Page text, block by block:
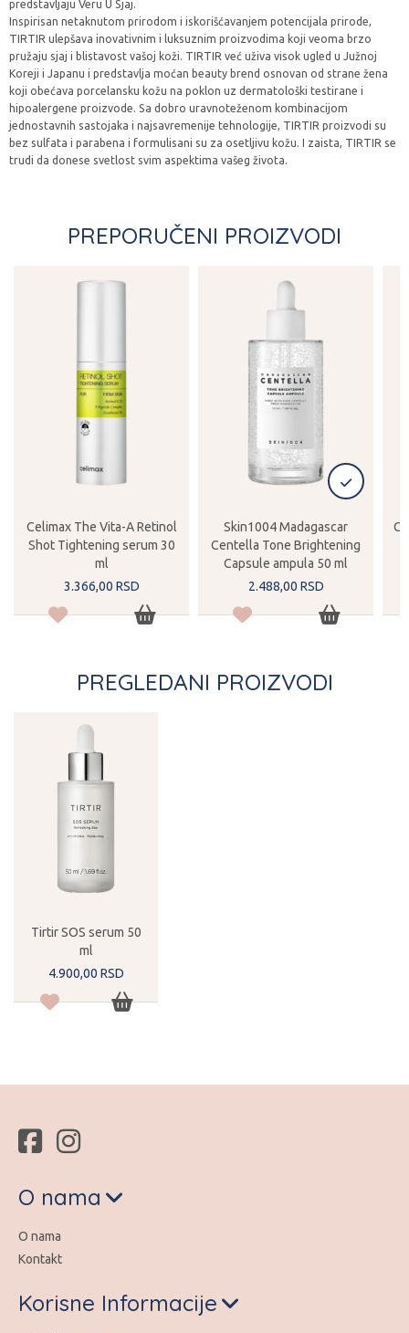
predstavljaju Veru U Sjaj.
Inspirisan netaknutom prirodom i iskorišćavanjem potencijala prirode,
TIRTIR ulepšava inovativnim i luksuznim proizvodima koji veoma brzo
pružaju sjaj i blistavost vašoj koži. TIRTIR već uživa visok ugled u Južnoj
Koreji i Japanu i predstavlja moćan beauty brend osnovan od strane žena
koji obećava porcelansku kožu na poklon uz dermatološki testirane i
hipoalergene proizvode. Sa dobro uravnoteženom kombinacijom
jednostavnih sastojaka i najsavremenije tehnologije, TIRTIR proizvodi su
bez sulfata i parabena i formulisani su za osetljivu kožu. I zaista, TIRTIR se
trudi da donese svetlost svim aspektima vašeg života.
PREPORUČENI PROIZVODI
Celimax The Vita-A Retinol
Shot Tightening serum 30
ml
3.366,00 RSD
Skin1004 Madagascar
Centella Tone Brightening
Capsule ampula 50 ml
2.488,00 RSD
PREGLEDANI PROIZVODI
Tirtir SOS serum 50
ml
4.900,00 RSD
O nama
O nama
Kontakt
Korisne Informacije